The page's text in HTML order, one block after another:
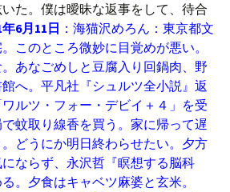
た。僕は曖昧な返事をして、待合
年6月11日 ：海猫沢めろん：東京都文
このところ微妙に目覚めが悪い。
あなごめしと豆腐入り回鍋肉、野
へ。平凡社『シュルツ全小説』返
ルツ・フォー・デビイ＋４」を受
蚊取り線香を買う。家に帰って遅
どうにか明日終わらせたい。夕方
ならず、永沢哲『瞑想する脳科
。夕食はキャベツ麻婆と玄米。